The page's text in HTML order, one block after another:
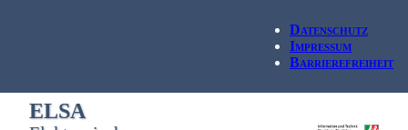
Datenschutz
Impressum
Barrierefreiheit
ELSA